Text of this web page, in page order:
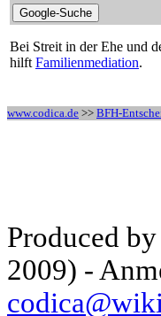
Bei Streit in der Ehe und
hilft Familienmediation.
www.codica.de >> BFH-
Produced
2009) -